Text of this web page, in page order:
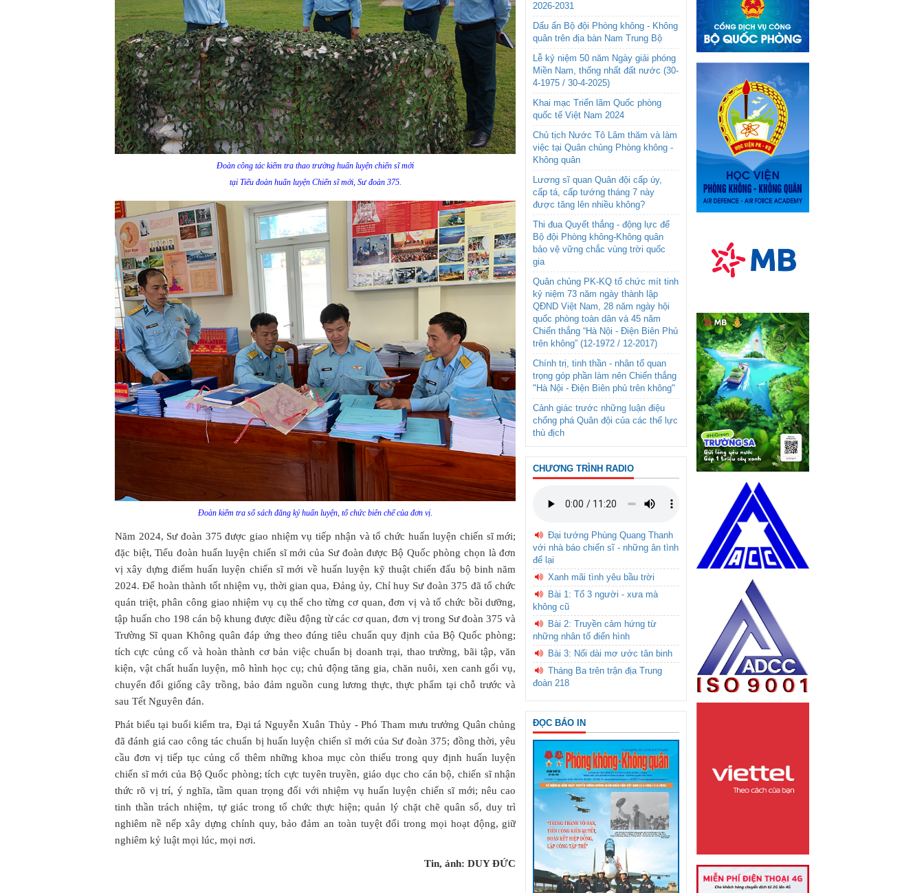
Đoàn công tác kiểm tra thao trường huấn luyện chiến sĩ mới
tại Tiểu đoàn huấn luyện Chiến sĩ mới, Sư đoàn 375.
Đoàn kiểm tra sổ sách đăng ký huấn luyện, tổ chức biên chế của đơn vị.
Năm 2024, Sư đoàn 375 được giao nhiệm vụ tiếp nhận và tổ chức huấn luyện chiến sĩ mới;
đặc biệt, Tiểu đoàn huấn luyện chiến sĩ mới của Sư đoàn được Bộ Quốc phòng chọn là đơn
vị xây dựng điểm huấn luyện chiến sĩ mới về huấn luyện kỹ thuật chiến đấu bộ binh năm
2024. Để hoàn thành tốt nhiệm vụ, thời gian qua, Đảng ủy, Chỉ huy Sư đoàn 375 đã tổ chức
quán triệt, phân công giao nhiệm vụ cụ thể cho từng cơ quan, đơn vị và tổ chức bồi dưỡng,
tập huấn cho 198 cán bộ khung được điều động từ các cơ quan, đơn vị trong Sư đoàn 375 và
Trường Sĩ quan Không quân đáp ứng theo đúng tiêu chuẩn quy định của Bộ Quốc phòng;
tích cực củng cố và hoàn thành cơ bản việc chuẩn bị doanh trại, thao trường, bãi tập, văn
kiện, vật chất huấn luyện, mô hình học cụ; chủ động tăng gia, chăn nuôi, xen canh gối vụ,
chuyển đổi giống cây trồng, bảo đảm nguồn cung lương thực, thực phẩm tại chỗ trước và
sau Tết Nguyên đán.
Phát biểu tại buổi kiểm tra, Đại tá Nguyễn Xuân Thủy - Phó Tham mưu trưởng Quân chủng
đã đánh giá cao công tác chuẩn bị huấn luyện chiến sĩ mới của Sư đoàn 375; đồng thời, yêu
cầu đơn vị tiếp tục củng cố thêm những khoa mục còn thiếu trong quy định huấn luyện
chiến sĩ mới của Bộ Quốc phòng; tích cực tuyên truyền, giáo dục cho cán bộ, chiến sĩ nhận
thức rõ vị trí, ý nghĩa, tầm quan trọng đối với nhiệm vụ huấn luyện chiến sĩ mới; nêu cao
tinh thần trách nhiệm, tự giác trong tổ chức thực hiện; quản lý chặt chẽ quân số, duy trì
nghiêm nề nếp xây dựng chính quy, bảo đảm an toàn tuyệt đối trong mọi hoạt động, giữ
nghiêm kỷ luật mọi lúc, mọi nơi.
Tin, ảnh: DUY ĐỨC
2026-2031
Dấu ấn Bộ đội Phòng không - Không
quân trên địa bàn Nam Trung Bộ
Lễ kỷ niệm 50 năm Ngày giải phóng
Miền Nam, thống nhất đất nước (30-
4-1975 / 30-4-2025)
Khai mạc Triển lãm Quốc phòng
quốc tế Việt Nam 2024
Chủ tịch Nước Tô Lâm thăm và làm
việc tại Quân chủng Phòng không -
Không quân
Lương sĩ quan Quân đội cấp úy,
cấp tá, cấp tướng tháng 7 này
được tăng lên nhiều không?
Thi đua Quyết thắng - động lực để
Bộ đội Phòng không-Không quân
bảo vệ vững chắc vùng trời quốc
gia
Quân chủng PK-KQ tổ chức mít tinh
kỷ niệm 73 năm ngày thành lập
QĐND Việt Nam, 28 năm ngày hội
quốc phòng toàn dân và 45 năm
Chiến thắng “Hà Nội - Điện Biên Phủ
trên không” (12-1972 / 12-2017)
Chính trị, tinh thần - nhân tố quan
trọng góp phần làm nên Chiến thắng
"Hà Nội - Điện Biên phủ trên không"
Cảnh giác trước những luận điệu
chống phá Quân đội của các thế lực
thù địch
CHƯƠNG TRÌNH RADIO
Đại tướng Phùng Quang Thanh
với nhà báo chiến sĩ - những ân tình
để lại
Xanh mãi tình yêu bầu trời
Bài 1: Tổ 3 người - xưa mà
không cũ
Bài 2: Truyền cảm hứng từ
những nhân tố điển hình
Bài 3: Nối dài mơ ước tân binh
Tháng Ba trên trận địa Trung
đoàn 218
ĐỌC BÁO IN